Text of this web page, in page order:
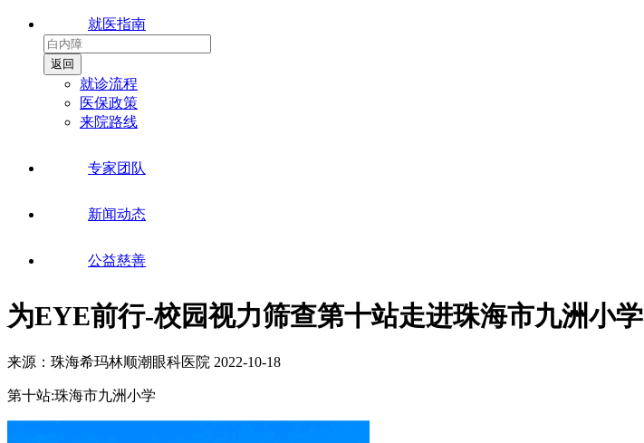
就医指南
就诊流程
医保政策
来院路线
专家团队
新闻动态
公益慈善
为EYE前行-校园视力筛查第十站走进珠海市九洲小学
来源：珠海希玛林顺潮眼科医院 2022-10-18
第十站:珠海市九洲小学